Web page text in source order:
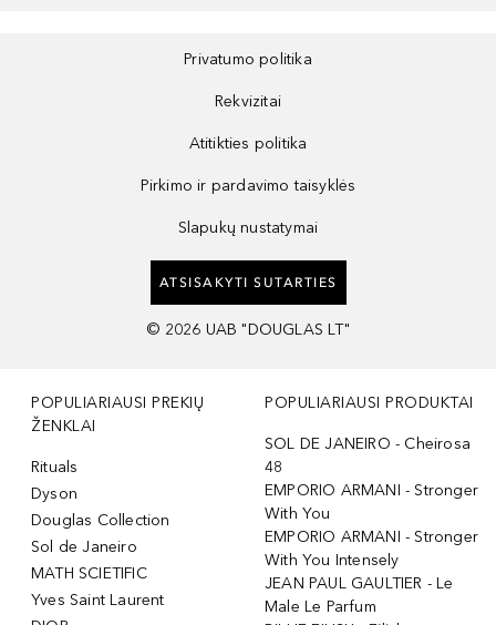
Privatumo politika
Rekvizitai
Atitikties politika
Pirkimo ir pardavimo taisyklės
Slapukų nustatymai
ATSISAKYTI SUTARTIES
© 2026 UAB "DOUGLAS LT"
POPULIARIAUSI PREKIŲ
ŽENKLAI
Rituals
Dyson
Douglas Collection
Sol de Janeiro
MATH SCIETIFIC
Yves Saint Laurent
POPULIARIAUSI PRODUKTAI
SOL DE JANEIRO - Cheirosa
48
EMPORIO ARMANI - Stronger
With You
EMPORIO ARMANI - Stronger
With You Intensely
JEAN PAUL GAULTIER - Le
Male Le Parfum